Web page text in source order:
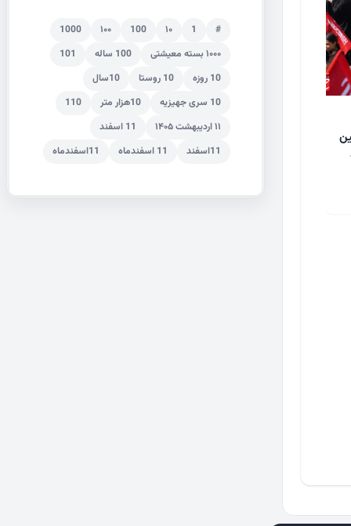
#
1 ۱۰ 100 ۱۰۰
1000
۱۰۰۰ بسته معیشتی
100 ساله
101
10 روزه
10 روستا
10سال
10 سری جهیزیه
10هزار متر
110
۱۱ اردیبهشت ۱۴۰۵
11 اسفند
11اسفند
11 اسفندماه 11اسفندماه